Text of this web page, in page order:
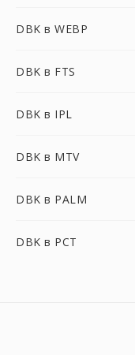
DBK в WEBP
DBK в FTS
DBK в IPL
DBK в MTV
DBK в PALM
DBK в PCT